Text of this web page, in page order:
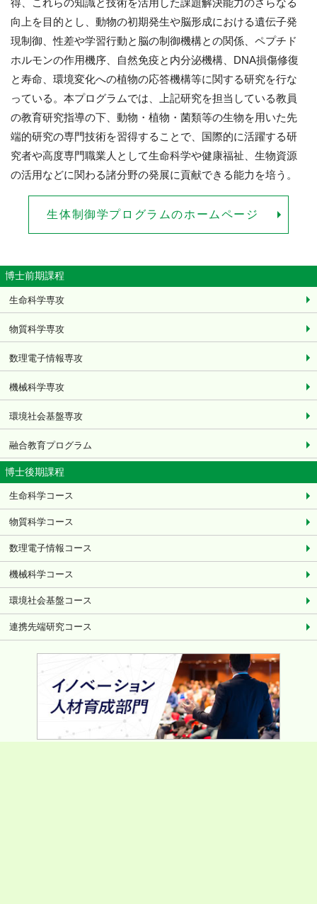
向上を目的とし、動物の初期発生や脳形成における遺伝子発
現制御、性差や学習行動と脳の制御機構との関係、ペプチド
ホルモンの作用機序、自然免疫と内分泌機構、DNA損傷修復
と寿命、環境変化への植物の応答機構等に関する研究を行な
っている。本プログラムでは、上記研究を担当している教員
の教育研究指導の下、動物・植物・菌類等の生物を用いた先
端的研究の専門技術を習得することで、国際的に活躍する研
究者や高度専門職業人として生命科学や健康福祉、生物資源
の活用などに関わる諸分野の発展に貢献できる能力を培う。
生体制御学プログラムのホームページ
博士前期課程
生命科学専攻
物質科学専攻
数理電子情報専攻
機械科学専攻
環境社会基盤専攻
融合教育プログラム
博士後期課程
生命科学コース
物質科学コース
数理電子情報コース
機械科学コース
環境社会基盤コース
連携先端研究コース